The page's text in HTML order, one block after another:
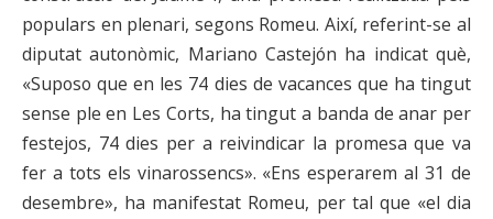
populars en plenari, segons Romeu. Així, referint-se al
diputat autonòmic, Mariano Castejón ha indicat què,
«Suposo que en les 74 dies de vacances que ha tingut
sense ple en Les Corts, ha tingut a banda de anar per
festejos, 74 dies per a reivindicar la promesa que va
fer a tots els vinarossencs». «Ens esperarem al 31 de
desembre», ha manifestat Romeu, per tal que «el dia